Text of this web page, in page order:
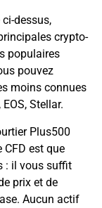
dessus,
crypto-
populaires
pouvez
moins connues
Stellar.
Plus500
est que
: il vous suffit
prix et de
Aucun actif